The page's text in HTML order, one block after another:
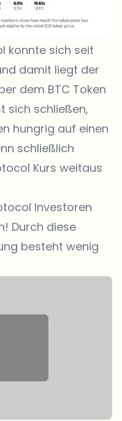
konnte sich seit
damit liegt der
dem BTC Token
sich schließen,
hungrig auf einen
schließlich
Kurs weitaus
Investoren
Durch diese
besteht wenig